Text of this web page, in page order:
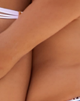
en